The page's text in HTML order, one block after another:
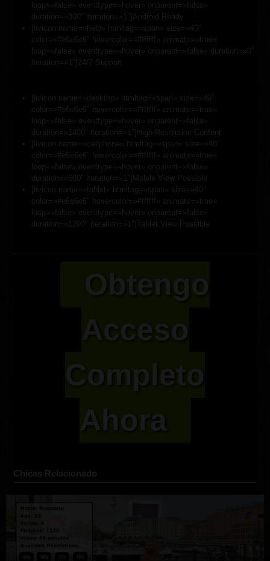
loop=»false» eventtype=»hover» onparent=»false»
duration=»800″ iteration=»1″]Android Ready
[livicon name=»help» htmltag=»span» size=»40″
color=»#e6e6e6″ hovercolor=»#ffffff» animate=»true»
loop=»false» eventtype=»hover» onparent=»false» duration=»0″
iteration=»1″]24/7 Support
[livicon name=»desktop» htmltag=»span» size=»40″
color=»#e6e6e6″ hovercolor=»#ffffff» animate=»true»
loop=»false» eventtype=»hover» onparent=»false»
duration=»1400″ iteration=»1″]High-Resolution Content
[livicon name=»cellphone» htmltag=»span» size=»40″
color=»#e6e6e6″ hovercolor=»#ffffff» animate=»true»
loop=»false» eventtype=»hover» onparent=»false»
duration=»600″ iteration=»1″]Mobile View Possible
[livicon name=»tablet» htmltag=»span» size=»40″
color=»#e6e6e6″ hovercolor=»#ffffff» animate=»true»
loop=»false» eventtype=»hover» onparent=»false»
duration=»1200″ iteration=»1″]Tablet View Possible
Obtengo
Acceso
Completo
Ahora
Chicas Relacionado